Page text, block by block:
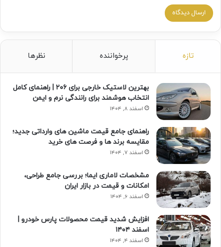
تازه پرخواننده نظرها
بهترین لاستیک خارجی برای ۲۰۶ | راهنمای کامل
انتخاب هوشمند برای رانندگی نرم و ایمن
اسفند ۸, ۱۴۰۴
راهنمای جامع قیمت ماشین های وارداتی جدید؛
مقایسه برند ها و فرصت های خرید
اسفند ۷, ۱۴۰۴
مشخصات لاماری ایما؛ بررسی جامع طراحی،
امکانات و قیمت در بازار ایران
اسفند ۶, ۱۴۰۴
افزایش شدید قیمت محصولات پارس خودرو |
اسفند ۱۴۰۴
اسفند ۴, ۱۴۰۴